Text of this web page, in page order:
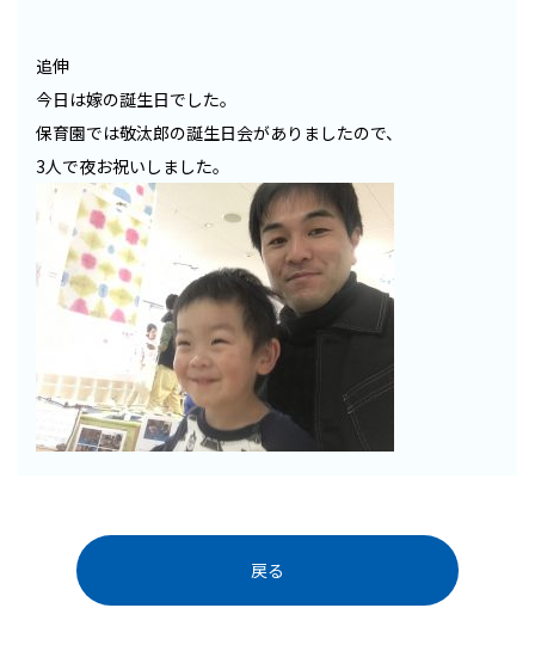
追伸
今日は嫁の誕生日でした。
保育園では敬汰郎の誕生日会がありましたので、
3人で夜お祝いしました。
戻る